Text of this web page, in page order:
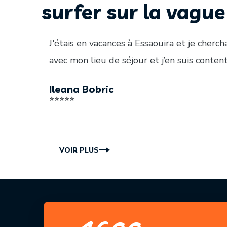
surfer sur la vague
J'étais en vacances à Essaouira et je
avec mon lieu de séjour et j’en suis
Ileana Bobric
⭐⭐⭐⭐⭐
Une installation vraiment professionnelle
recommande vivement cette entreprise
Gael Clutterbuck
⭐⭐⭐⭐⭐
L’équipe de flyin’ surf Essaouira est très
nous reviendrons certainement 🙌
Patxi Cano
⭐⭐⭐⭐⭐
Yassine et Ahmed viennent d'ouvrir une
dernière, j'ai dû revenir pour son
VOIR PLUS